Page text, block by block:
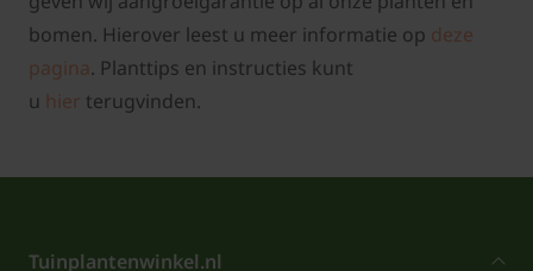
bomen. Hierover leest u meer informatie op deze
pagina. Planttips en instructies kunt
u hier terugvinden.
Tuinplantenwinkel.nl